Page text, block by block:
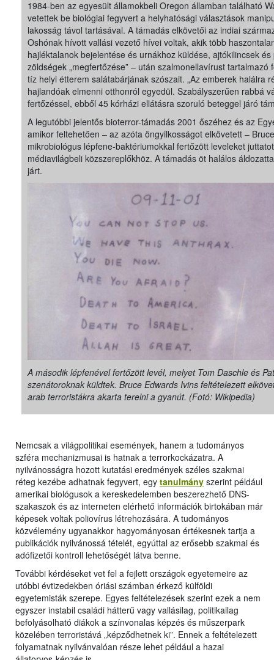
1984-ben az egyesült államokbeli Oregon államban található
vetettek be biológiai fegyvert a helyhatósági választások
lakosság távol tartásával. A támadás elkövetői az indiai
Oshónak hívott vallási vezető hívei voltak, akik több
hajléktalanok bejelentése és urnákhoz küldése, ajtókilincsek
zöldségek „megfertőzése” – után szalmonellavírust tartalmazó
tíz helyi étterem salátabárjának szószait. „Az emberek halálra
hajlandóak elmenni otthonról egyedül. Szabályszerűen rabbá
fertőzéssel, ebből 45 kórházi ellátásra szoruló beteggel járó
A legutóbbi jelentős bioterror-támadás 2001 őszéhez és az
amikor feltehetően – az azóta öngyilkosságot elkövetett –
mikrobiológus lépfene-baktériumokkal fertőzött leveleket
médiavilágbeli közszereplőkhöz. A támadás öt halálos
járt.
A második lépfenével fertőzött levél, melyet Tom Daschle és
szenátoroknak küldtek. Bruce Edwards Ivins feltételezett
arab terroristákra akarta terelni a gyanút. (Fotó: Wikipedia)
Nemcsak a világpolitikai események, hanem a tudományos
szféra mechanizmusai is hatnak a terrorkockázatra. A
nyilvánosságra hozott kutatási eredmények széles szakmai
réteg kezébe adhatnak fegyvert, egy tanulmány szerint például
amerikai biológusok a kereskedelemben beszerezhető DNS-
szakaszok és az interneten elérhető információk birtokában már
képesek voltak poliovírus létrehozására. A tudományos
közvélemény ugyanakkor hagyományosan értékesnek tartja a
publikációk nyilvánossá tételét, egyúttal az erősebb szakmai és
adófizetői kontroll lehetőségét látva benne.
További kérdéseket vet fel a fejlett országok egyetemeire az
utóbbi évtizedekben óriási számban érkező külföldi
egyetemisták szerepe. Egyes feltételezések szerint ezek a nem
egyszer instabil családi hátterű vagy vallásilag, politikailag
befolyásolható diákok a színvonalas képzés és műszerpark
közelében terroristává „képződhetnek ki”. Ennek a feltételezett
folyamatnak nyilvánvalóan része lehet például a hazai